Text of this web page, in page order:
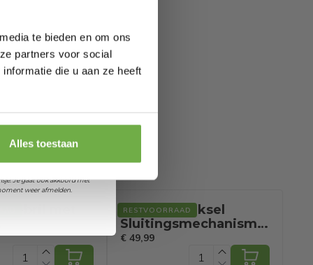
te bieden en om ons
partners voor social
die u aan ze heeft
Alles toestaan
MDF
RESTVOORRAAD
Wc bril - Deksel
Sluitingsmechanisme
Toiletzitting - MDF
€ 49,99
je jarig bent
Je gaat ook akkoord met
weer afmelden.